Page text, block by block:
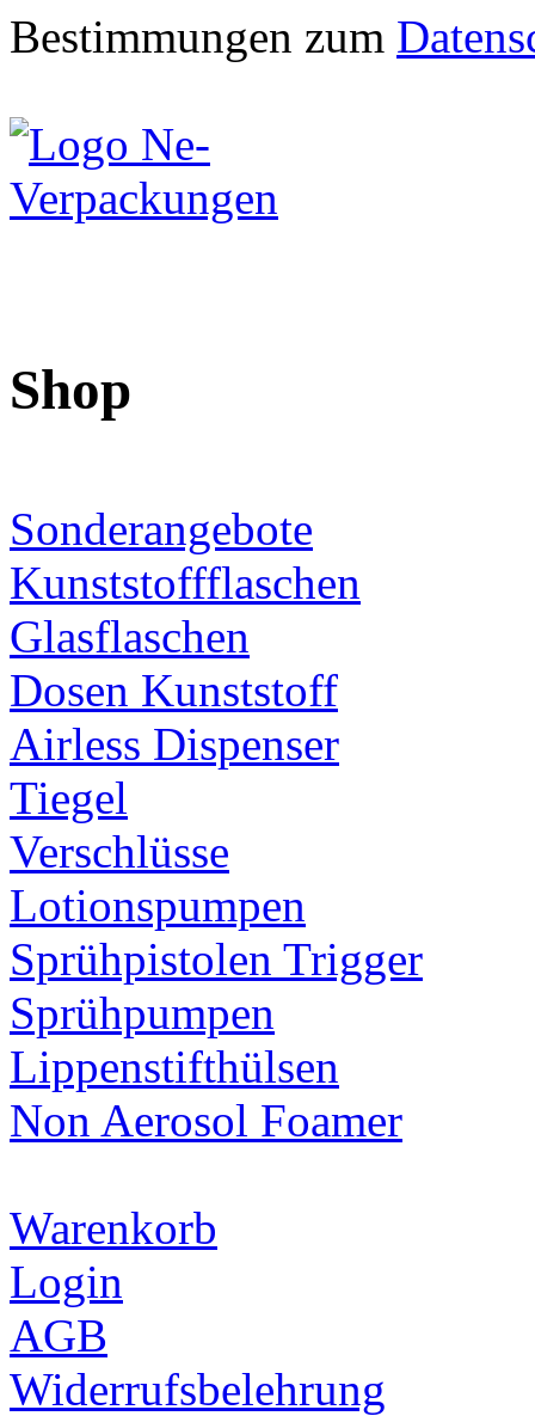
Bestimmungen zum
Shop
Sonderangebote
Kunststoffflaschen
Glasflaschen
Dosen Kunststoff
Airless Dispenser
Tiegel
Verschlüsse
Lotionspumpen
Sprühpistolen Trigger
Sprühpumpen
Lippenstifthülsen
Non Aerosol Foamer
Warenkorb
Login
AGB
Widerrufsbelehrung